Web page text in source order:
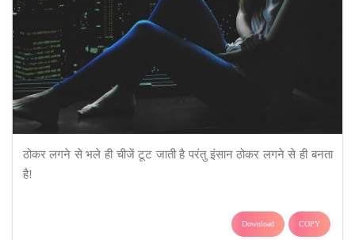
ठोकर लगने से भले ही चीजें टूट जाती है परंतु इंसान ठोकर लगने से ही बनता
है!
Download COPY